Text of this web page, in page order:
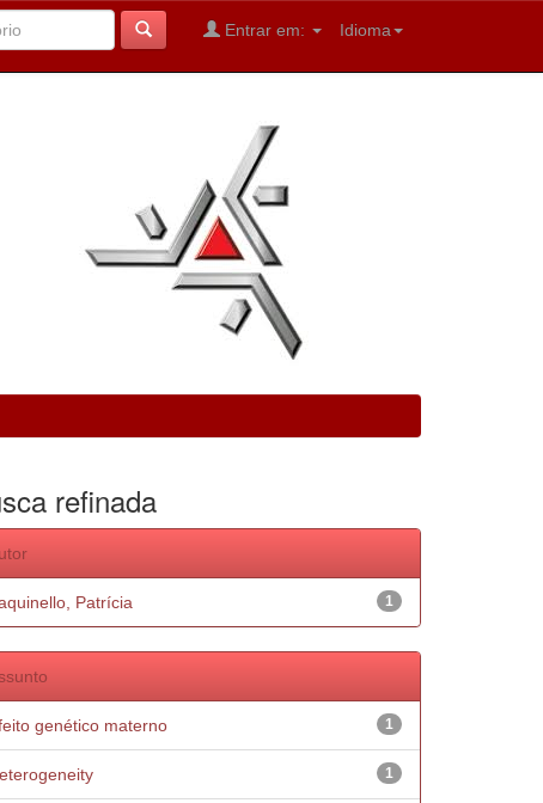
Idioma
Entrar em:
refinada
1
Patrícia
1
genético materno
1